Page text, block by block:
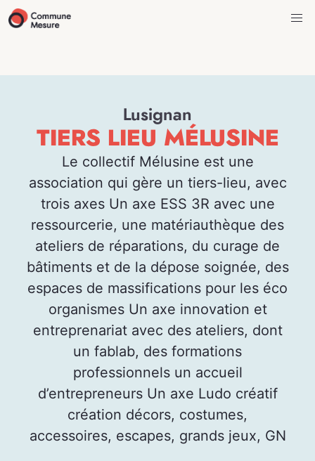
Lusignan
TIERS LIEU MÉLUSINE
Le collectif Mélusine est une
association qui gère un tiers-lieu, avec
trois axes Un axe ESS 3R avec une
ressourcerie, une matériauthèque des
ateliers de réparations, du curage de
bâtiments et de la dépose soignée, des
espaces de massifications pour les éco
organismes Un axe innovation et
entreprenariat avec des ateliers, dont
un fablab, des formations
professionnels un accueil
d’entrepreneurs Un axe Ludo créatif
création décors, costumes,
accessoires, escapes, grands jeux, GN